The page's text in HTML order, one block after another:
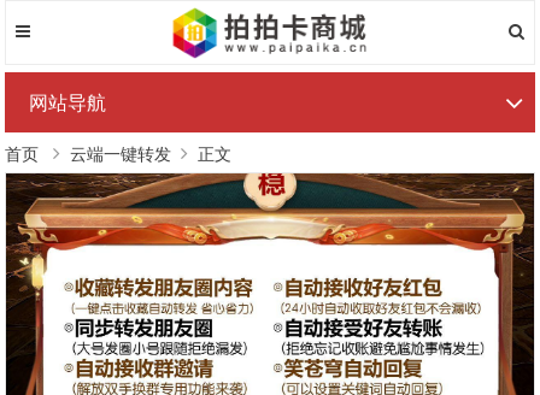
网站导航
首页 云端一键转发 正文